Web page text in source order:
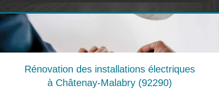
Rénovation des installations électriques
à Châtenay-Malabry (92290)